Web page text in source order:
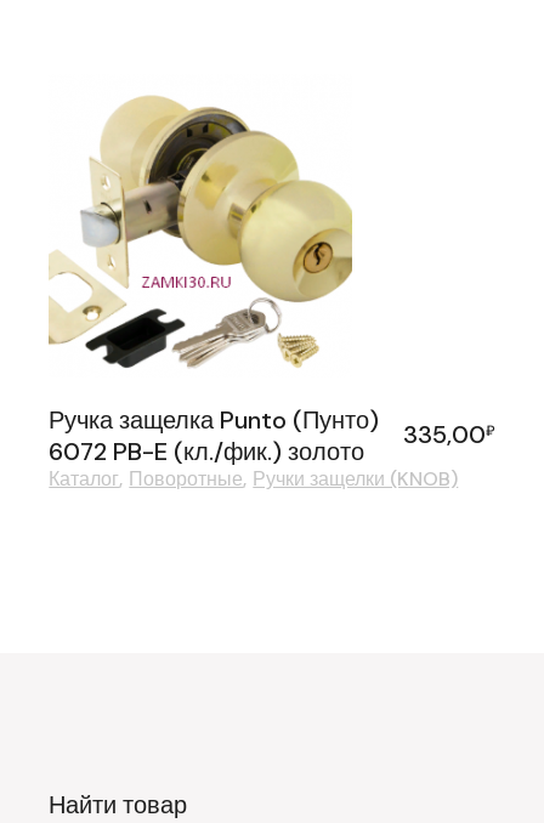
Ручка защелка Punto (Пунто)
6072 PB-E (кл./фик.) золото
335,00₽
Каталог Поворотные Ручки защелки (KNOB)
Найти товар